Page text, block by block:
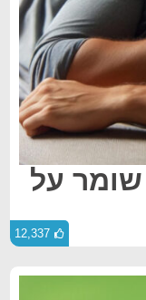
על
12,337